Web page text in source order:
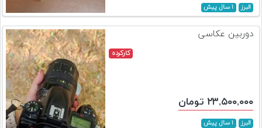
البرز ۱ سال پیش
دوربین عکاسی
کارکرده
۲۳,۵۰۰,۰۰۰ تومان
البرز ۱ سال پیش